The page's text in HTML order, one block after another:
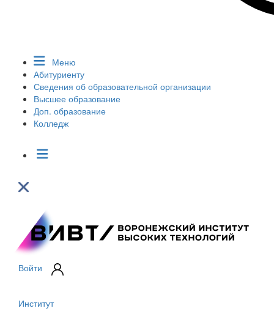
Меню
Абитуриенту
Сведения об образовательной организации
Высшее образование
Доп. образование
Колледж
Войти
Институт